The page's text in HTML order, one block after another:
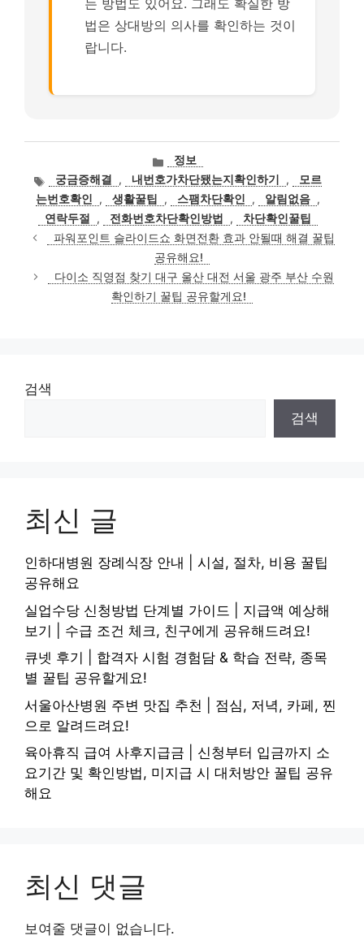
법은 상대방의 의사를 확인하는 것이
랍니다.
카
테
고
리
정보
태
그
궁금증해결 , 내번호가차단됐는지확인하기 ,
모르
는번호확인
, 생활꿀팁 , 스팸차단확인 , 알림없음 ,
연락두절
, 전화번호차단확인방법 ,
차단확인꿀팁
파워포인트 슬라이드쇼 화면전환 효과 안될때 해결 꿀팁
공유해요!
다이소 직영점 찾기 대구 울산 대전 서울 광주 부산 수원
확인하기 꿀팁 공유할게요!
검색
검색
최신 글
인하대병원 장례식장 안내 | 시설, 절차, 비용 꿀팁
공유해요
실업수당 신청방법 단계별 가이드 | 지급액 예상해
보기 | 수급 조건 체크, 친구에게 공유해드려요!
큐넷 후기 | 합격자 시험 경험담 & 학습 전략, 종목
별 꿀팁 공유할게요!
서울아산병원 주변 맛집 추천 | 점심, 저녁, 카페, 찐
으로 알려드려요!
육아휴직 급여 사후지급금 | 신청부터 입금까지 소
요기간 및 확인방법, 미지급 시 대처방안 꿀팁 공유
해요
최신 댓글
보여줄 댓글이 없습니다.